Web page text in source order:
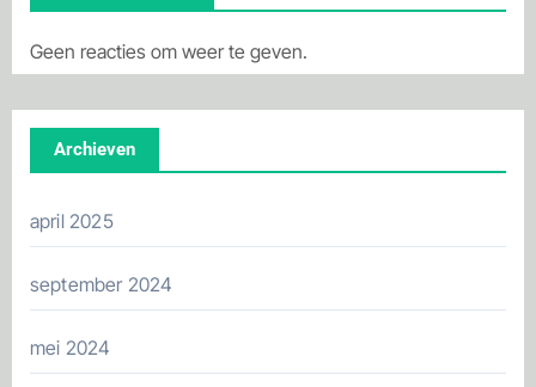
Geen reacties om weer te geven.
Archieven
april 2025
september 2024
mei 2024